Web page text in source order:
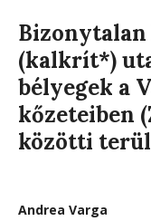
(kalkrít*)
bélyegek a
kőzeteiben
közötti
Andrea Varga